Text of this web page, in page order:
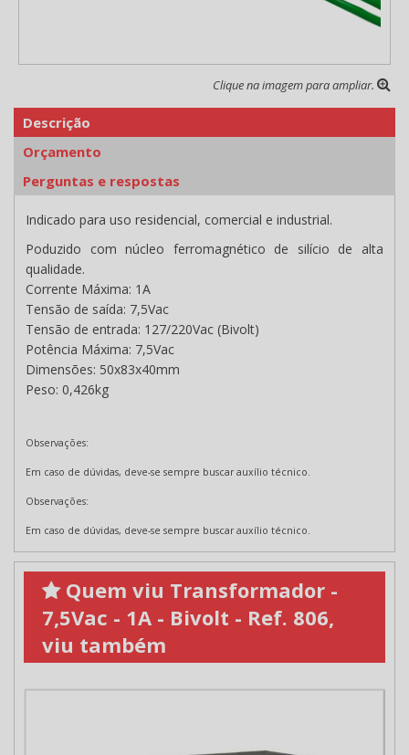
Clique na imagem para ampliar.
Descrição
Orçamento
Perguntas e respostas
Indicado para uso residencial, comercial e industrial.
Poduzido com núcleo ferromagnético de silício de alta
qualidade.
Corrente Máxima: 1A
Tensão de saída: 7,5Vac
Tensão de entrada: 127/220Vac (Bivolt)
Potência Máxima: 7,5Vac
Dimensões: 50x83x40mm
Peso: 0,426kg
Observações:
Em caso de dúvidas, deve-se sempre buscar auxílio técnico.
Observações:
Em caso de dúvidas, deve-se sempre buscar auxílio técnico.
Quem viu Transformador -
7,5Vac - 1A - Bivolt - Ref. 806,
viu também